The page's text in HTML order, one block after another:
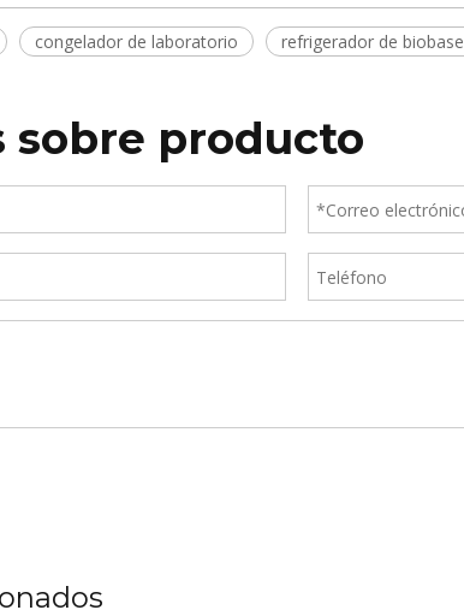
congelador de laboratorio refrigerador de biobase
sobre producto